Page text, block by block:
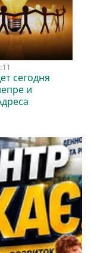
сегодня
и